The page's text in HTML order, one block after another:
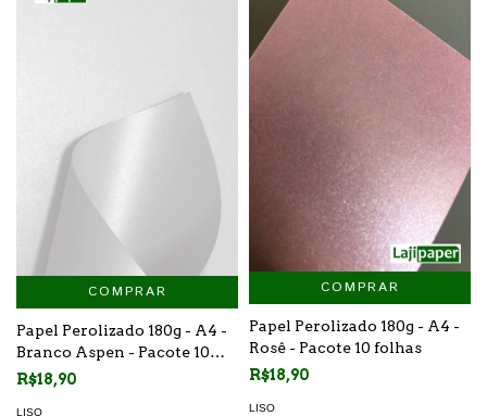
COMPRAR
Papel Perolizado 180g - A4 -
Branco Aspen - Pacote 10
folhas
R$18,90
LISO
COMPRAR
Papel Perolizado 180g - A4 -
Rosê - Pacote 10 folhas
R$18,90
LISO